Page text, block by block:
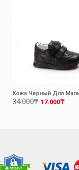
17.000₸
34.000₸